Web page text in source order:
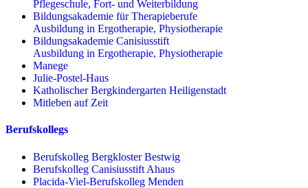
Pflegeschule, Fort- und Weiterbildung
Bildungsakademie für Therapieberufe
Ausbildung in Ergotherapie, Physiotherapie
Bildungsakademie Canisiusstift
Ausbildung in Ergotherapie, Physiotherapie
Manege
Julie-Postel-Haus
Katholischer Bergkindergarten Heiligenstadt
Mitleben auf Zeit
Berufskollegs
Berufskolleg Bergkloster Bestwig
Berufskolleg Canisiusstift Ahaus
Placida-Viel-Berufskolleg Menden